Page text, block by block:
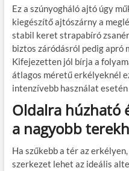
Ez a szúnyogháló ajtó úgy
kiegészítő ajtószárny a
stabil keret strapabíró
biztos záródásról pedig apró
Kifejezetten jól bírja a
átlagos méretű erkélyeknél
intenzívebb használat esetén
Oldalra húzható
a nagyobb
Ha szűkebb a tér az
szerkezet lehet az ideális